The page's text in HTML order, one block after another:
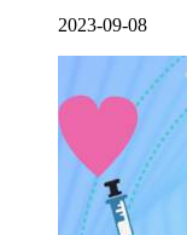
2023-09-08